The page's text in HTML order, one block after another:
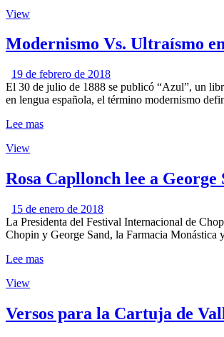
View
Modernismo Vs. Ultraísmo
19 de febrero de 2018
El 30 de julio de 1888 se publicó “Azul”, un
en lengua española, el término modernismo
Lee mas
View
Rosa Capllonch lee a George
15 de enero de 2018
La Presidenta del Festival Internacional de
Chopin y George Sand, la Farmacia
Lee mas
View
Versos para la Cartuja de